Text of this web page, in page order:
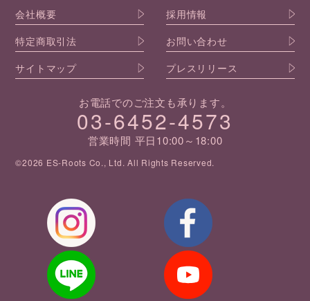
会社概要
採用情報
特定商取引法
お問い合わせ
サイトマップ
プレスリリース
お電話でのご注文も承ります。
03-6452-4573
営業時間 平日10:00～18:00
©2026 ES-Roots Co., Ltd. All Rights Reserved.